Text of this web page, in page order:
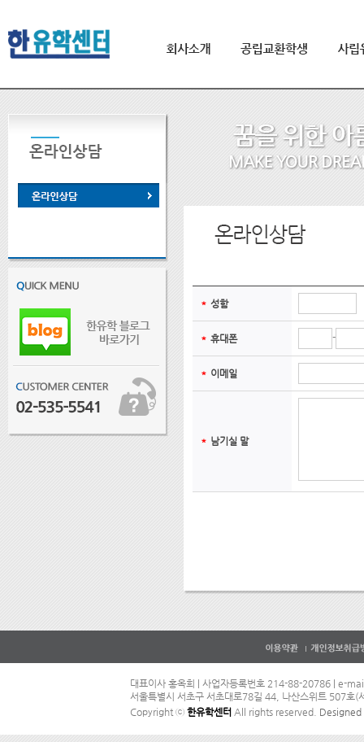
＊ 성함
＊ 휴대폰 -
＊ 이메일
＊ 남기실 말
대표이사 홍옥희 | 사업자등록번호 214-88-20786 | e-
서울특별시 서초구 서초대로78길 44, 나산스위트 507
Copyright ⓒ 한유학센터 All rights reserved. Designed